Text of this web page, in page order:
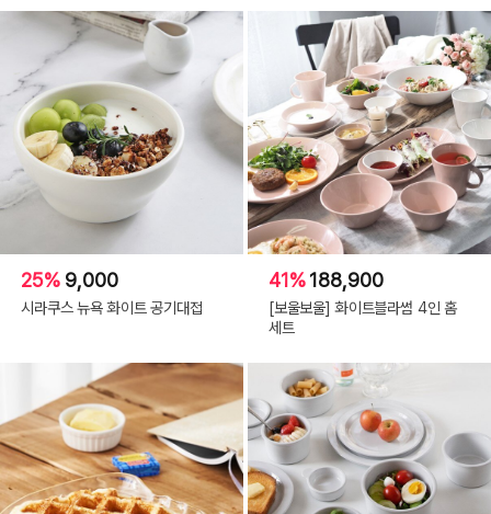
25% 9,000
시라쿠스 뉴욕 화이트 공기대접
41%188,900
[보울보울] 화이트블라썸 4인 홈
세트